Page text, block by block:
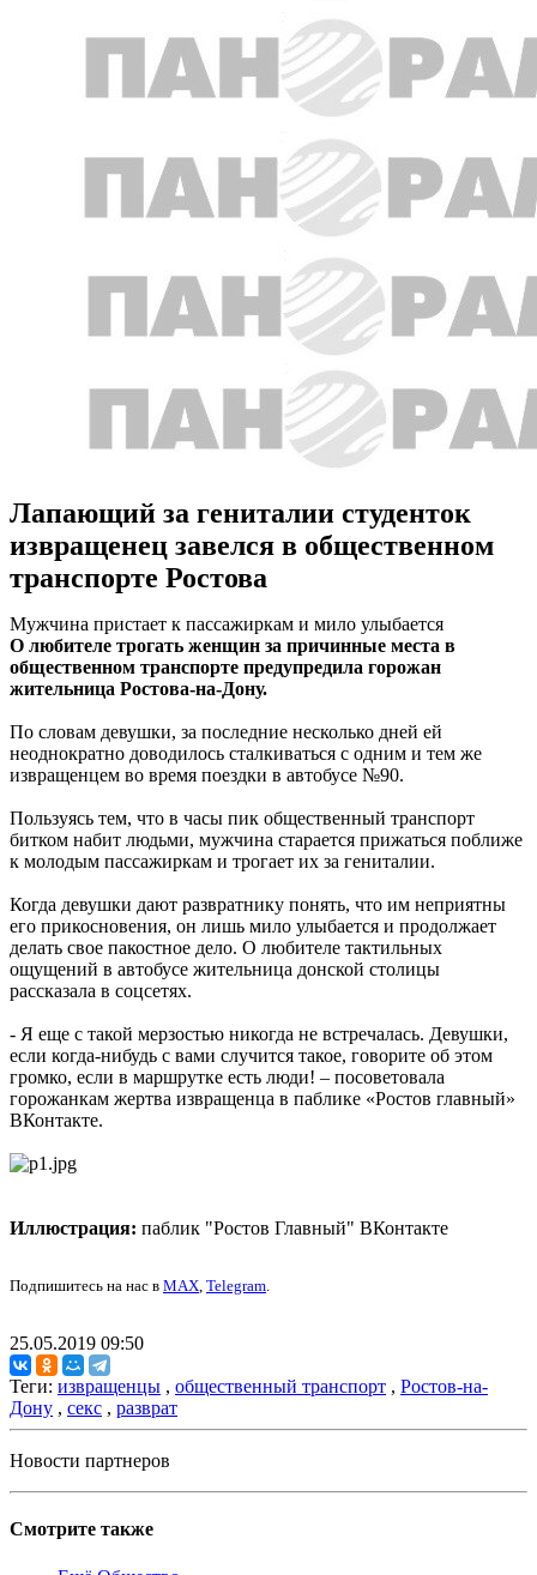
Лапающий за гениталии студенток
извращенец завелся в общественном
транспорте Ростова
Мужчина пристает к пассажиркам и мило улыбается
О любителе трогать женщин за причинные места в
общественном транспорте предупредила горожан
жительница Ростова-на-Дону.
По словам девушки, за последние несколько дней ей
неоднократно доводилось сталкиваться с одним и тем же
извращенцем во время поездки в автобусе №90.
Пользуясь тем, что в часы пик общественный транспорт
битком набит людьми, мужчина старается прижаться поближе
к молодым пассажиркам и трогает их за гениталии.
Когда девушки дают развратнику понять, что им неприятны
его прикосновения, он лишь мило улыбается и продолжает
делать свое пакостное дело. О любителе тактильных
ощущений в автобусе жительница донской столицы
рассказала в соцсетях.
- Я еще с такой мерзостью никогда не встречалась. Девушки,
если когда-нибудь с вами случится такое, говорите об этом
громко, если в маршрутке есть люди! – посоветовала
горожанкам жертва извращенца в паблике «Ростов главный»
ВКонтакте.
Иллюстрация: паблик "Ростов Главный" ВКонтакте
Подпишитесь на нас в MAX, Telegram.
25.05.2019 09:50
Теги: извращенцы , общественный транспорт , Ростов-на-
Дону , секс , разврат
Новости партнеров
Смотрите также